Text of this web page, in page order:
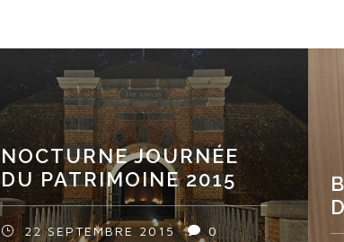
NOCTURNE JOURNÉE
DU PATRIMOINE 2015
22 SEPTEMBRE 2015
0